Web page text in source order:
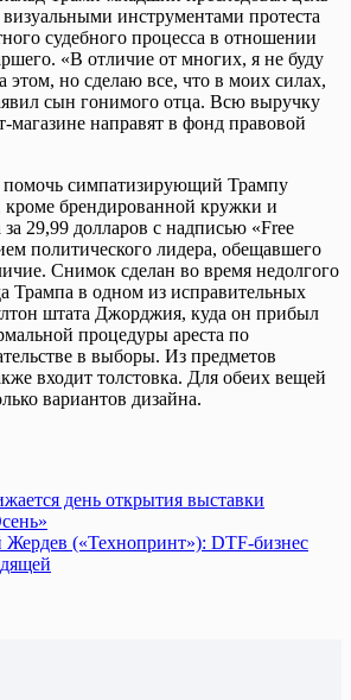
инструментами протеста
судебного процесса в отношении
«В отличие от многих, я не буду
этом, но сделаю все, что в моих силах,
сын гонимого отца. Всю выручку
магазине направят в фонд правовой
симпатизирующий Трампу
кроме брендированной кружки и
29,99 долларов с надписью «Free
политического лидера, обещавшего
Снимок сделан во время недолгого
Трампа в одном из исправительных
штата Джорджия, куда он прибыл
процедуры ареста по
в выборы. Из предметов
входит толстовка. Для обеих вещей
вариантов дизайна.
день открытия выставки
Жердев («Технопринт»): DTF-бизнес